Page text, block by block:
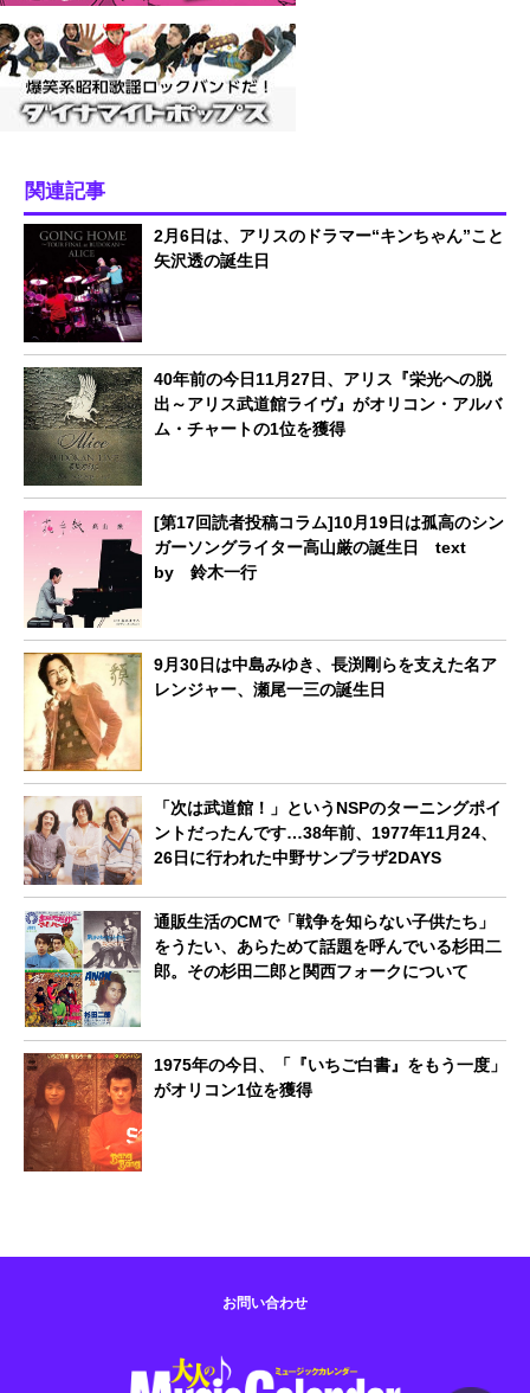
関連記事
2月6日は、アリスのドラマー“キンちゃん”こと
矢沢透の誕生日
40年前の今日11月27日、アリス『栄光への脱
出～アリス武道館ライヴ』がオリコン・アルバ
ム・チャートの1位を獲得
[第17回読者投稿コラム]10月19日は孤高のシン
ガーソングライター高山厳の誕生日 text
by 鈴木一行
9月30日は中島みゆき、長渕剛らを支えた名ア
レンジャー、瀬尾一三の誕生日
「次は武道館！」というNSPのターニングポイ
ントだったんです…38年前、1977年11月24、
26日に行われた中野サンプラザ2DAYS
通販生活のCMで「戦争を知らない子供たち」
をうたい、あらためて話題を呼んでいる杉田二
郎。その杉田二郎と関西フォークについて
1975年の今日、「『いちご白書』をもう一度」
がオリコン1位を獲得
お問い合わせ